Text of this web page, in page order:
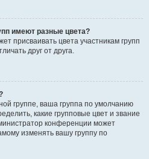
имеют разные цвета?
присваивать цвета участникам групп
друг от друга.
группе, ваша группа по умолчанию
какие групповые цвет и звание
конференции может
изменять вашу группу по